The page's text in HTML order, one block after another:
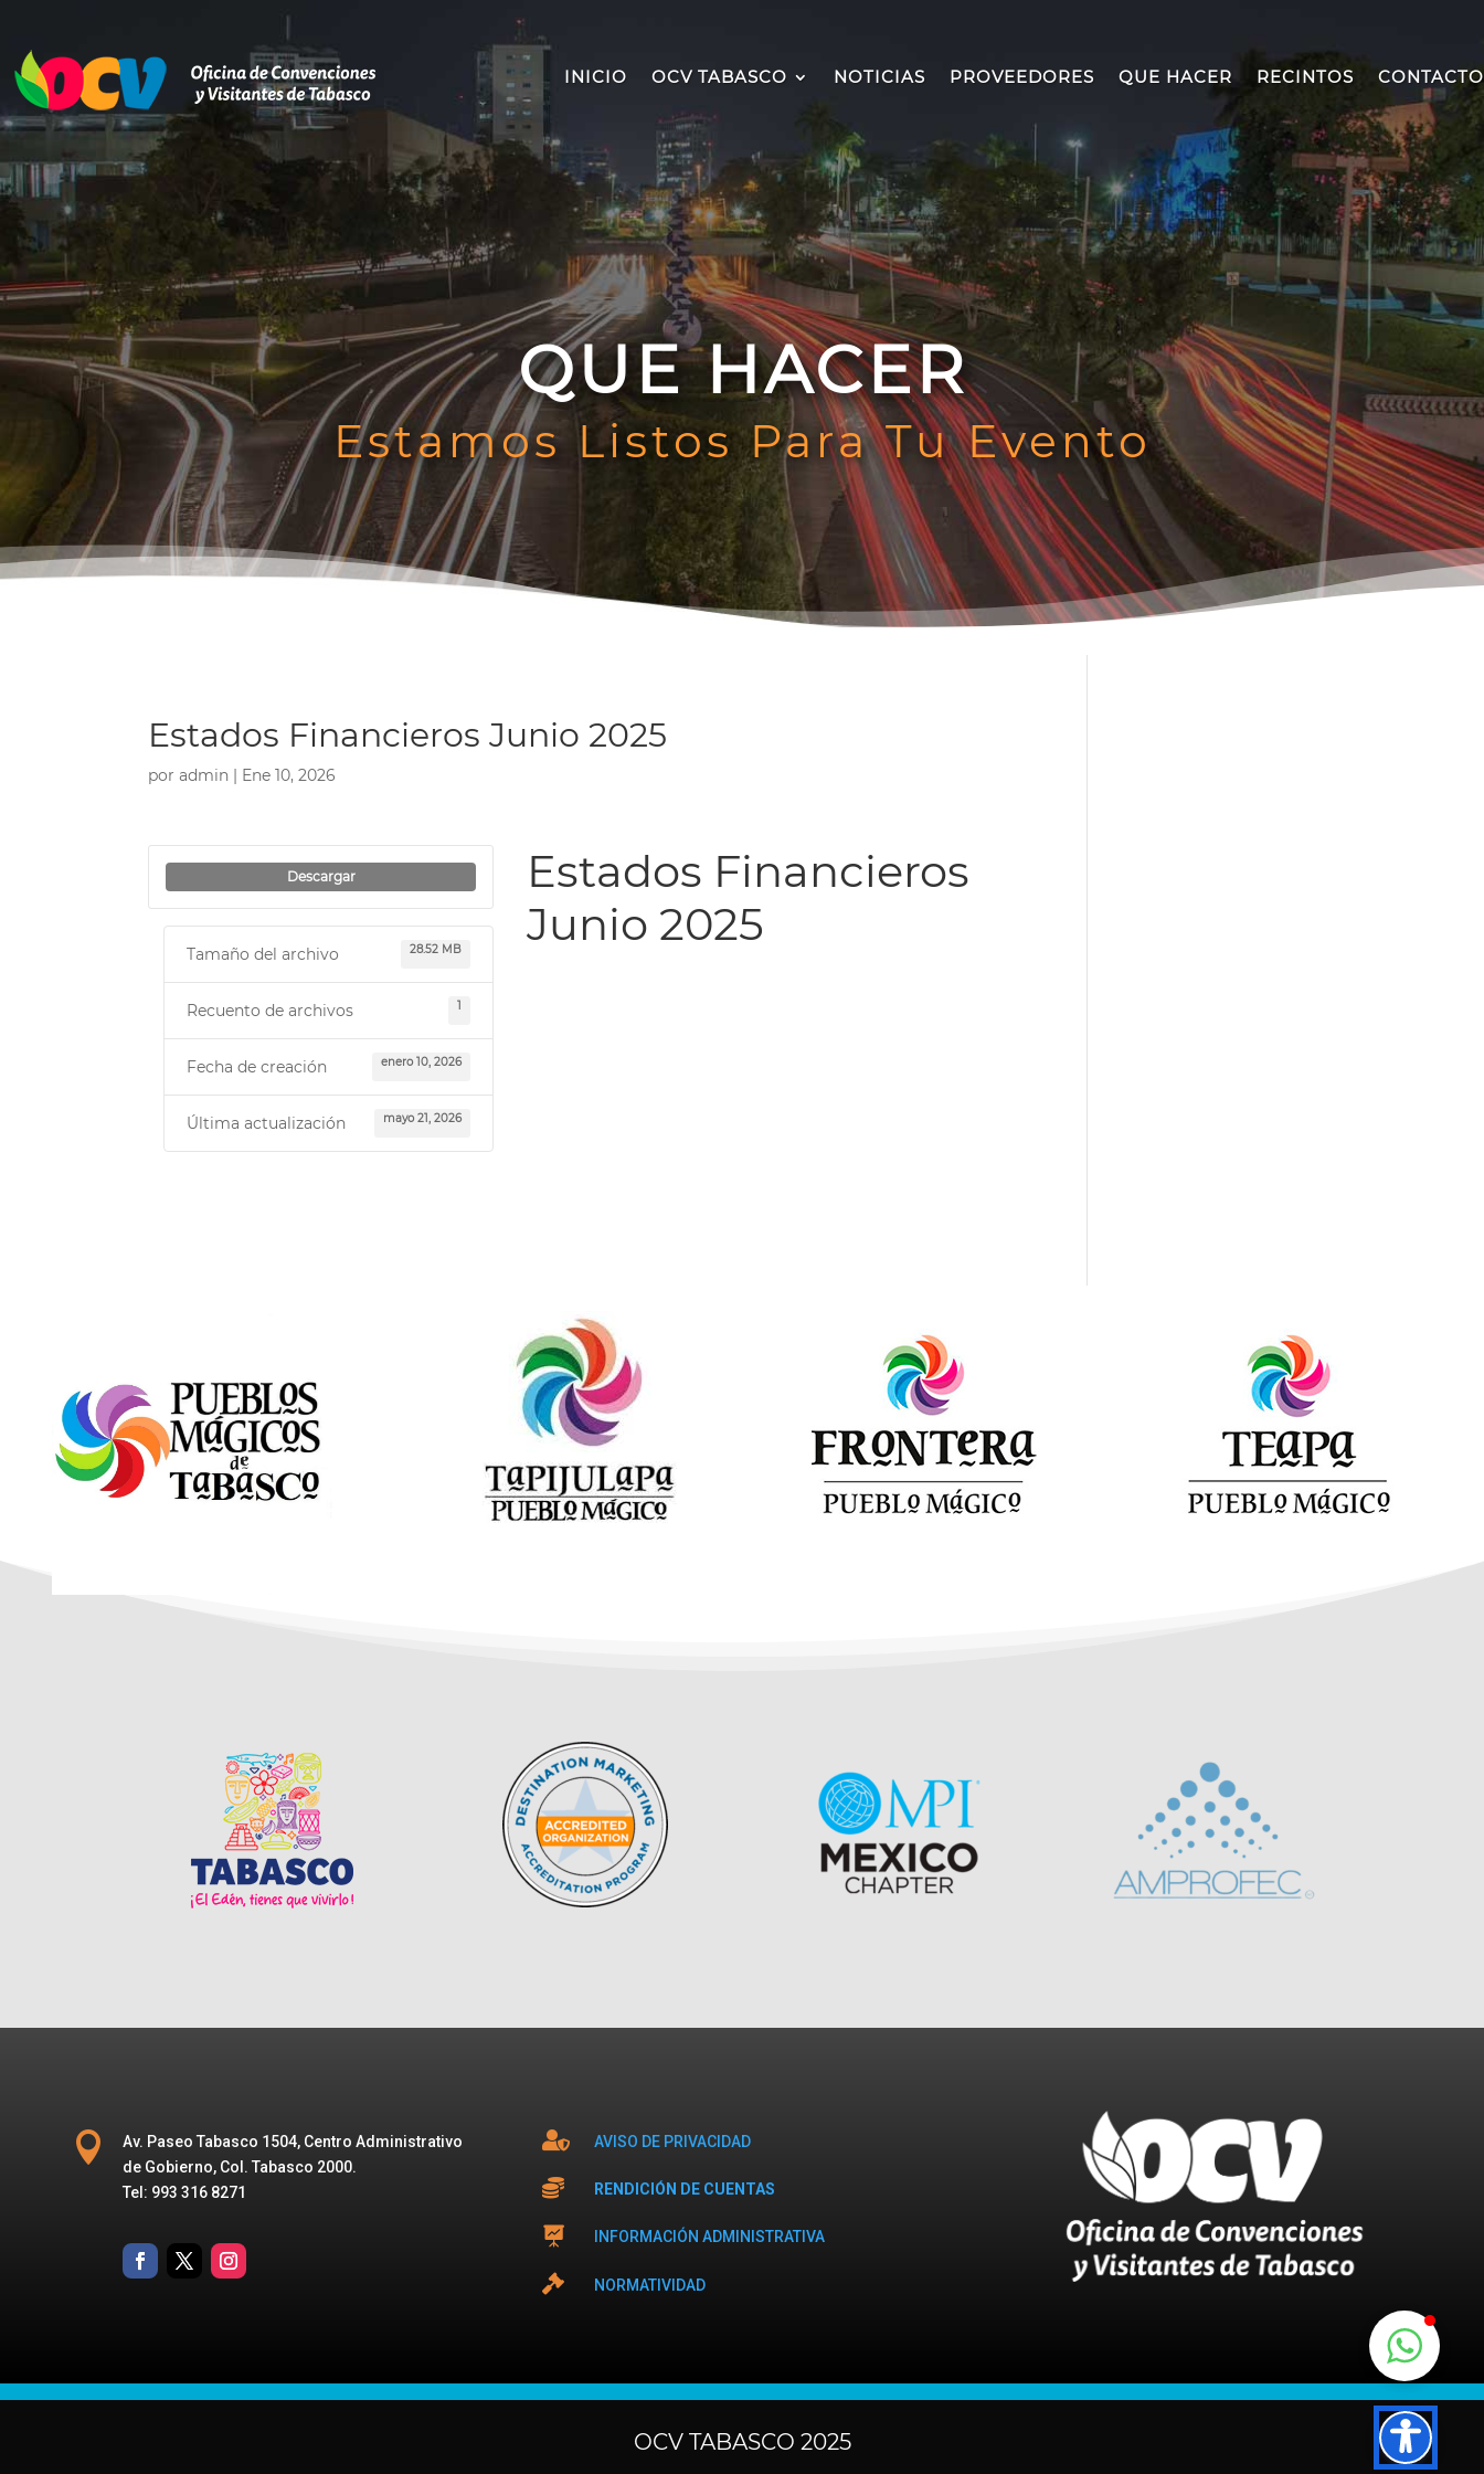
INICIO OCV TABASCO NOTICIAS PROVEEDORES QUE HACER RECINTOS CONTACTO
QUE HACER
Estamos Listos Para Tu Evento
Estados Financieros Junio 2025
poradmin | Ene 10, 2026
Descargar
Tamaño del archivo 28.52 MB
Recuento de archivos 1
Fecha de creación enero 10, 2026
Última actualización mayo 21, 2026
Estados Financieros
Junio 2025

Av. Paseo Tabasco 1504, Centro Administrativo
de Gobierno, Col. Tabasco 2000.
Tel: 993 316 8271
 AVISO DE PRIVACIDAD
 RENDICIÓN DE CUENTAS
 INFORMACIÓN ADMINISTRATIVA
 NORMATIVIDAD
OCV TABASCO 2025